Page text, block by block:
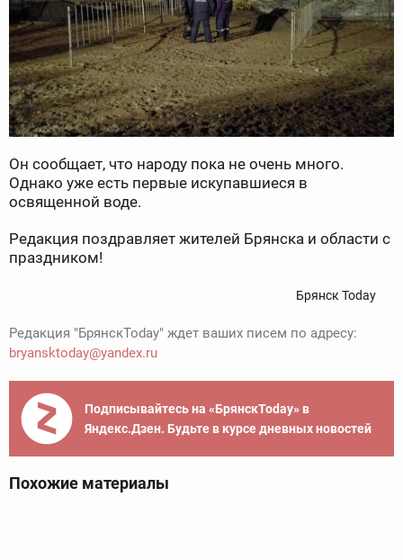
Он сообщает, что народу пока не очень много.
Однако уже есть первые искупавшиеся в
освященной воде.
Редакция поздравляет жителей Брянска и области с
праздником!
Брянск Today
Редакция "БрянскToday" ждет ваших писем по адресу:
bryansktoday@yandex.ru
Подписывайтесь на «БрянскToday» в
Яндекс.Дзен. Будьте в курсе дневных новостей
Похожие материалы